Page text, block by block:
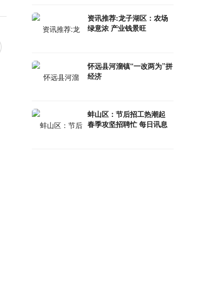
资讯推荐:龙子湖区：农场
绿意浓 产业钱景旺
怀远县河溜镇“一改两为”拼
经济
蚌山区：节后招工热潮起
春季攻坚招聘忙 每日讯息